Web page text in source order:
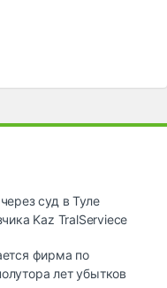
суд в Туле
Kaz TralServiece
фирма по
лет убытков